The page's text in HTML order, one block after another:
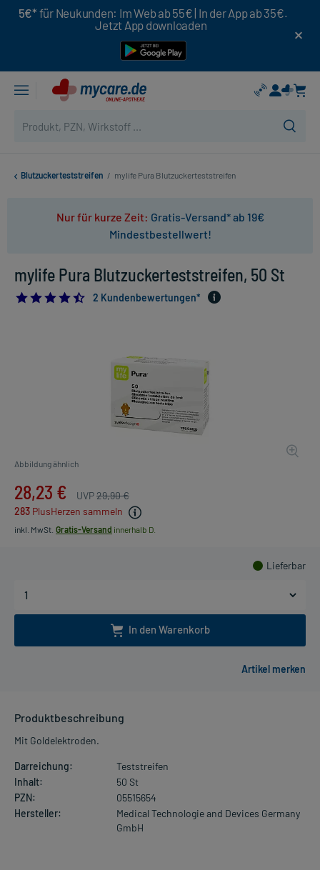
5€* für Neukunden: Im Web ab 55€ | In der App ab 35€.
Jetzt App downloaden
Blutzuckerteststreifen / mylife Pura Blutzuckerteststreifen
Nur für kurze Zeit: Gratis-Versand* ab 19€
Mindestbestellwert!
mylife Pura Blutzuckerteststreifen, 50 St
4.5
2 Kundenbewertungen*
Abbildung ähnlich
28,23 € UVP29,90 €
283 PlusHerzen sammeln
inkl. MwSt. Gratis-Versand innerhalb D.
Lieferbar
In den Warenkorb
Produktbeschreibung
Mit Goldelektroden.
Darreichung:
Teststreifen
Inhalt:
50 St
PZN:
05515654
Hersteller:
Medical Technologie and Devices Germany
GmbH